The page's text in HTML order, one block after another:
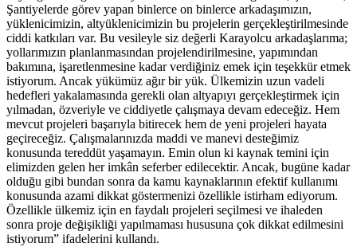
Şantiyelerde görev yapan binlerce on binlerce arkadaşımızın,
yüklenicimizin, altyüklenicimizin bu projelerin gerçekleştirilmesinde
ciddi katkıları var. Bu vesileyle siz değerli Karayolcu arkadaşlarıma;
yollarımızın planlanmasından projelendirilmesine, yapımından
bakımına, işaretlenmesine kadar verdiğiniz emek için teşekkür etmek
istiyorum. Ancak yükümüz ağır bir yük. Ülkemizin uzun vadeli
hedefleri yakalamasında gerekli olan altyapıyı gerçekleştirmek için
yılmadan, özveriyle ve ciddiyetle çalışmaya devam edeceğiz. Hem
mevcut projeleri başarıyla bitirecek hem de yeni projeleri hayata
geçireceğiz. Çalışmalarınızda maddi ve manevi desteğimiz
konusunda tereddüt yaşamayın. Emin olun ki kaynak temini için
elimizden gelen her imkân seferber edilecektir. Ancak, bugüne kadar
olduğu gibi bundan sonra da kamu kaynaklarının efektif kullanımı
konusunda azami dikkat göstermenizi özellikle istirham ediyorum.
Özellikle ülkemiz için en faydalı projeleri seçilmesi ve ihaleden
sonra proje değişikliği yapılmaması hususuna çok dikkat edilmesini
istiyorum” ifadelerini kullandı.